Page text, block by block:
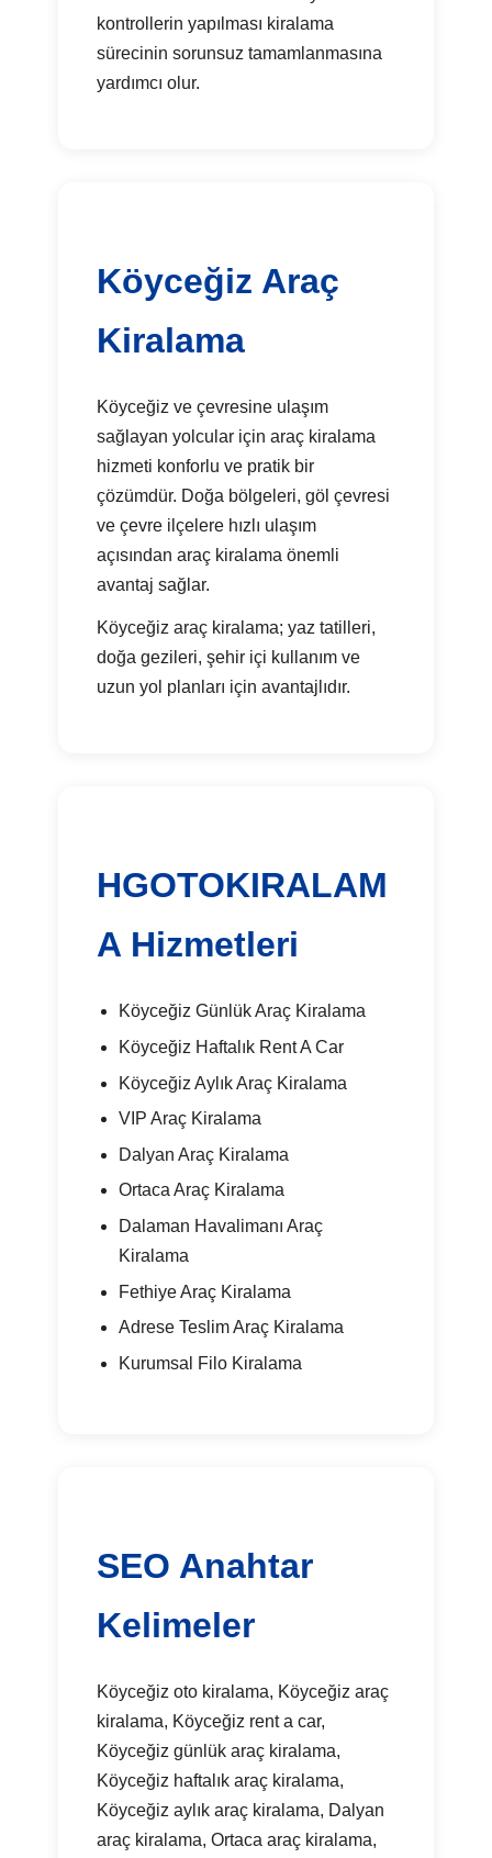
kontrollerin yapılması kiralama
sürecinin sorunsuz tamamlanmasına
yardımcı olur.
Köyceğiz Araç
Kiralama
Köyceğiz ve çevresine ulaşım
sağlayan yolcular için araç kiralama
hizmeti konforlu ve pratik bir
çözümdür. Doğa bölgeleri, göl çevresi
ve çevre ilçelere hızlı ulaşım
açısından araç kiralama önemli
avantaj sağlar.
Köyceğiz araç kiralama; yaz tatilleri,
doğa gezileri, şehir içi kullanım ve
uzun yol planları için avantajlıdır.
HGOTOKIRALAM
A Hizmetleri
Köyceğiz Günlük Araç Kiralama
Köyceğiz Haftalık Rent A Car
Köyceğiz Aylık Araç Kiralama
VIP Araç Kiralama
Dalyan Araç Kiralama
Ortaca Araç Kiralama
Dalaman Havalimanı Araç
Kiralama
Fethiye Araç Kiralama
Adrese Teslim Araç Kiralama
Kurumsal Filo Kiralama
SEO Anahtar
Kelimeler
Köyceğiz oto kiralama, Köyceğiz araç
kiralama, Köyceğiz rent a car,
Köyceğiz günlük araç kiralama,
Köyceğiz haftalık araç kiralama,
Köyceğiz aylık araç kiralama, Dalyan
araç kiralama, Ortaca araç kiralama,